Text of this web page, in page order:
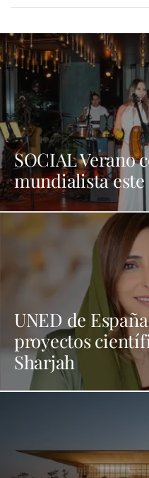
SOCIAL Verano
mundialista
UNED de
proyectos
Sharjah